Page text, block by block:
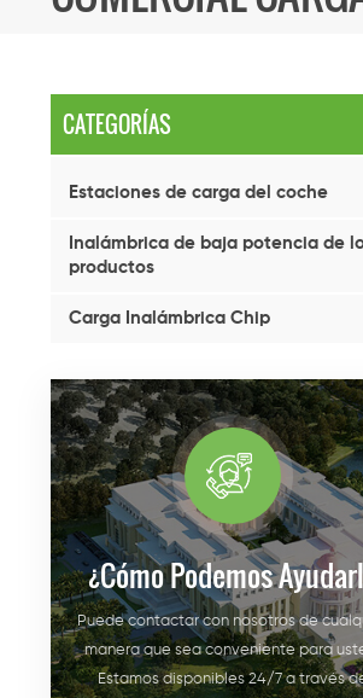
CATEGORÍAS
Estaciones de carga del coche
Inalámbrica de baja potencia de
productos
Carga Inalámbrica Chip
¿cómo Podemos
Puede contactar con nosotros de
manera que sea conveniente para
Estamos disponibles 24/7 a través